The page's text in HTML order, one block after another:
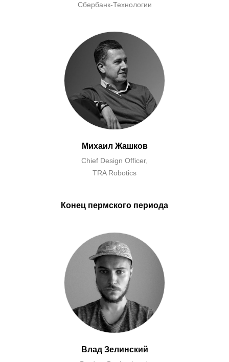
Сбербанк-Технологии
Михаил Жашков
Chief Design Officer,
TRA Robotics
Конец пермского периода
Влад Зелинский